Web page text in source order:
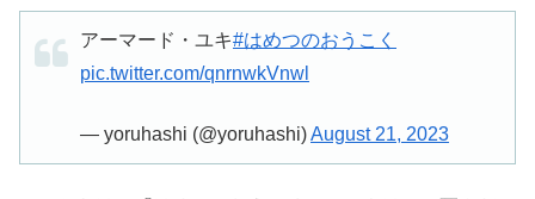
アーマード・ユキ#はめつのおうこく
pic.twitter.com/qnrnwkVnwl
— yoruhashi (@yoruhashi)August 21, 2023